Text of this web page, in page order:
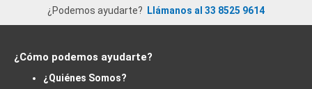
¿Podemos ayudarte? Llámanos al 33 8525 9614
¿Cómo podemos ayudarte?
¿Quiénes Somos?